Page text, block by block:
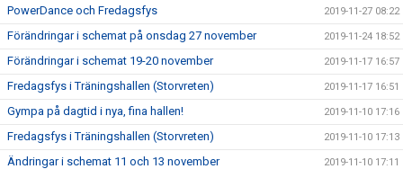
PowerDance och Fredagsfys 2019-11-27 08:22
Förändringar i schemat på onsdag 27 november 2019-11-24 18:52
Förändringar i schemat 19-20 november 2019-11-17 16:57
Fredagsfys i Träningshallen (Storvreten) 2019-11-17 16:51
Gympa på dagtid i nya, fina hallen! 2019-11-10 17:16
Fredagsfys i Träningshallen (Storvreten) 2019-11-10 17:13
Ändringar i schemat 11 och 13 november 2019-11-10 17:11